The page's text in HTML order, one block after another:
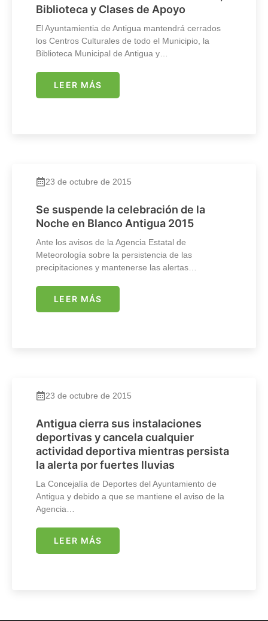
Biblioteca y Clases de Apoyo
El Ayuntamientia de Antigua mantendrá cerrados
los Centros Culturales de todo el Municipio, la
Biblioteca Municipal de Antigua y…
LEER MÁS
23 de octubre de 2015
Se suspende la celebración de la
Noche en Blanco Antigua 2015
Ante los avisos de la Agencia Estatal de
Meteorología sobre la persistencia de las
precipitaciones y mantenerse las alertas…
LEER MÁS
23 de octubre de 2015
Antigua cierra sus instalaciones
deportivas y cancela cualquier
actividad deportiva mientras persista
la alerta por fuertes lluvias
La Concejalía de Deportes del Ayuntamiento de
Antigua y debido a que se mantiene el aviso de la
Agencia…
LEER MÁS